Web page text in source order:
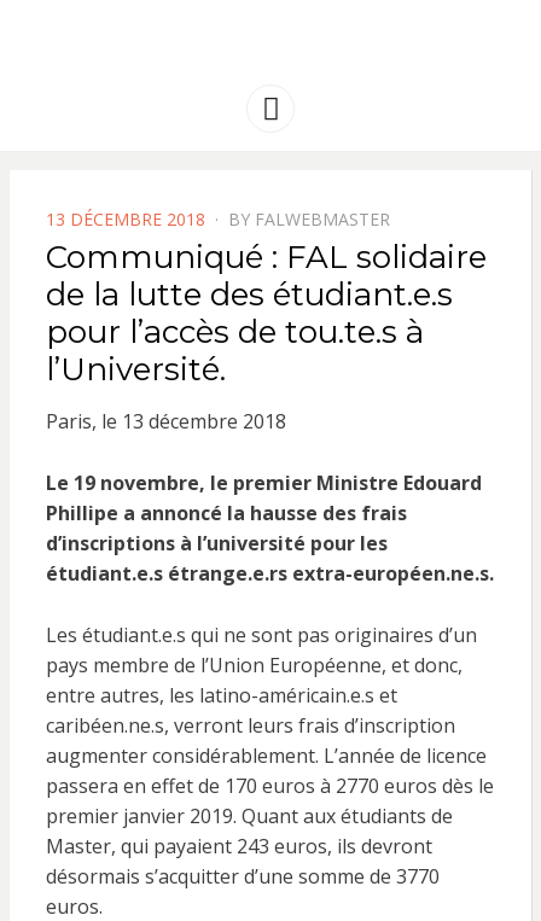
AMERIQUE
Menu
POSTED
ON
13 DÉCEMBRE 2018 BY FALWEBMASTER
Communiqué : FAL solidaire
de la lutte des étudiant.e.s
pour l’accès de tou.te.s à
l’Université.
Paris, le 13 décembre 2018
Le 19 novembre, le premier Ministre Edouard
Phillipe a annoncé la hausse des frais
d’inscriptions à l’université pour les
étudiant.e.s étrange.e.rs extra-européen.ne.s.
Les étudiant.e.s qui ne sont pas originaires d’un
pays membre de l’Union Européenne, et donc,
entre autres, les latino-américain.e.s et
caribéen.ne.s, verront leurs frais d’inscription
augmenter considérablement. L’année de licence
passera en effet de 170 euros à 2770 euros dès le
premier janvier 2019. Quant aux étudiants de
Master, qui payaient 243 euros, ils devront
désormais s’acquitter d’une somme de 3770
euros.